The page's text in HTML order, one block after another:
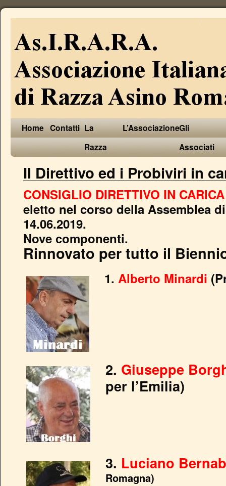
Home Contatti La
Razza
L’AssociazioneGli
Associati
Il Direttivo ed i Probiviri in
CONSIGLIO DIRETTIVO IN
eletto nel corso della Assemblea
14.06.2019.
Nove componenti.
Rinnovato per tutto il
1. Alberto Minardi
2. Giuseppe
per l’Emilia)
3. Luciano
Romagna)